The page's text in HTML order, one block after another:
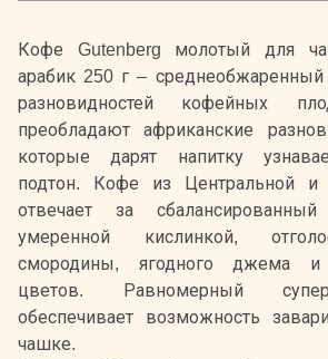
Кофе Gutenberg молотый для
арабик 250 г –
разновидностей кофейных
преобладают африканские
которые дарят напитку
подтон. Кофе из Центральной
отвечает за
умеренной кислинкой,
смородины, ягодного джема и
цветов. Равномерный
обеспечивает возможность
чашке.